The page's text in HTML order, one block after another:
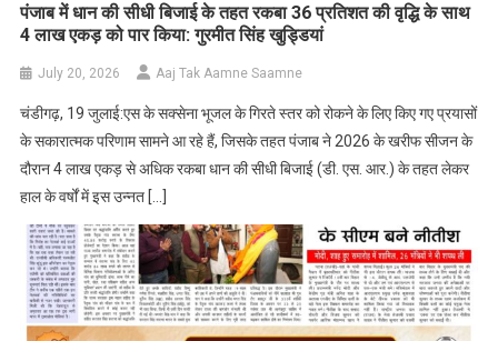
पंजाब में धान की सीधी बिजाई के तहत रकबा 36 प्रतिशत की वृद्धि के साथ
4 लाख एकड़ को पार किया: गुरमीत सिंह खुड्डियां
July 20, 2026 Aaj Tak Aamne Saamne
चंडीगढ़, 19 जुलाई:एस के सक्सेना भूजल के गिरते स्तर को रोकने के लिए किए गए प्रयासों
के सकारात्मक परिणाम सामने आ रहे हैं, जिसके तहत पंजाब ने 2026 के खरीफ सीजन के
दौरान 4 लाख एकड़ से अधिक रकबा धान की सीधी बिजाई (डी. एस. आर.) के तहत लेकर
हाल के वर्षों में इस उन्नत […]